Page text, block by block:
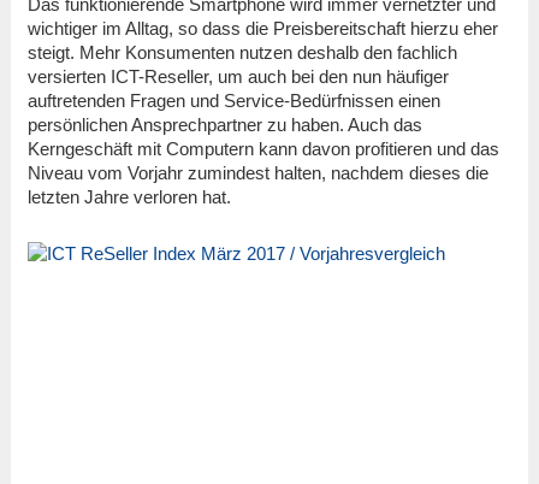
Das funktionierende Smartphone wird immer vernetzter und
wichtiger im Alltag, so dass die Preisbereitschaft hierzu eher
steigt. Mehr Konsumenten nutzen deshalb den fachlich
versierten ICT-Reseller, um auch bei den nun häufiger
auftretenden Fragen und Service-Bedürfnissen einen
persönlichen Ansprechpartner zu haben. Auch das
Kerngeschäft mit Computern kann davon profitieren und das
Niveau vom Vorjahr zumindest halten, nachdem dieses die
letzten Jahre verloren hat.